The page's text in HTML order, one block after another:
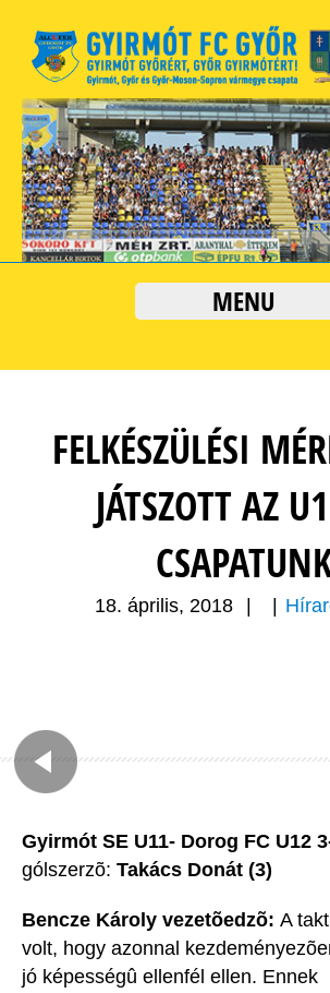
MENU
FELKÉSZÜLÉSI
JÁTSZOTT AZ
18. április, 2018
Gyirmót SE U11- Dorog FC U12
gólszerzõ: Takács Donát (3)
Bencze Károly vezetõedzõ: A
volt, hogy azonnal
jó képességû ellenfél ellen. Ennek